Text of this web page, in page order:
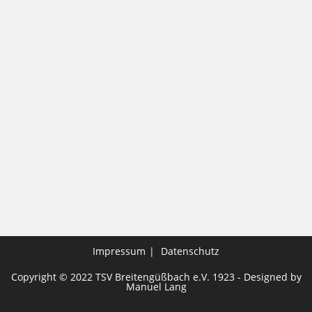
Impressum
Datenschutz
Copyright © 2022 TSV Breitengüßbach e.V. 1923 - Designed by
Manuel Lang